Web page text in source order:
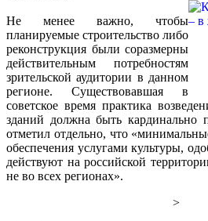
Не менее важно, чтобы
планируемые строительство либо
реконструкция были соразмерны
действительным потребностям
зрительской аудитории в данном
регионе. Существовавшая в
советское время практика
зданий должна быть кардинально
отметил отдельно, что
обеспечения услугами культуры,
действуют на российской
не во всех регионах».
>